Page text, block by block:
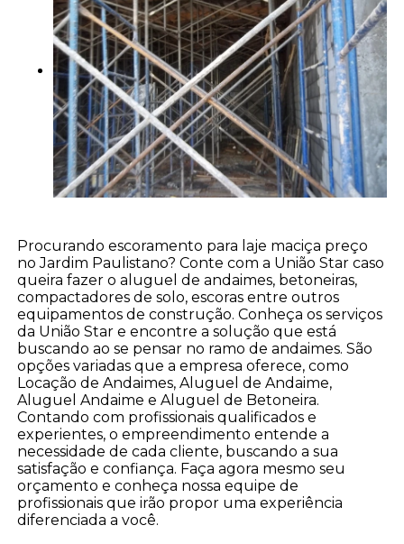
Procurando escoramento para laje maciça preço
no Jardim Paulistano? Conte com a União Star caso
queira fazer o aluguel de andaimes, betoneiras,
compactadores de solo, escoras entre outros
equipamentos de construção. Conheça os serviços
da União Star e encontre a solução que está
buscando ao se pensar no ramo de andaimes. São
opções variadas que a empresa oferece, como
Locação de Andaimes, Aluguel de Andaime,
Aluguel Andaime e Aluguel de Betoneira.
Contando com profissionais qualificados e
experientes, o empreendimento entende a
necessidade de cada cliente, buscando a sua
satisfação e confiança. Faça agora mesmo seu
orçamento e conheça nossa equipe de
profissionais que irão propor uma experiência
diferenciada a você.